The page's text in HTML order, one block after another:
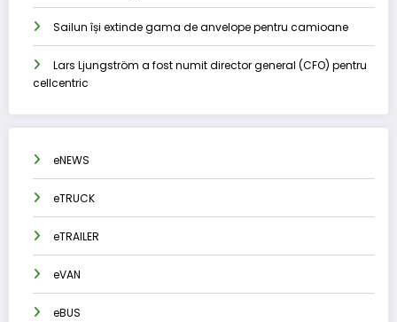
Sailun își extinde gama de anvelope pentru camioane
Lars Ljungström a fost numit director general (CFO) pentru
cellcentric
eNEWS
eTRUCK
eTRAILER
eVAN
eBUS